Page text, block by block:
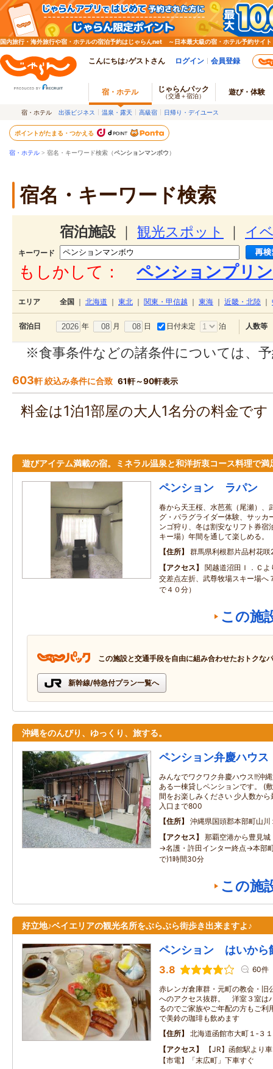
国内旅行・海外旅行や宿・ホテルの宿泊予約はじゃらんnet ～日本最大級の宿・ホテル予約サイト
こんにちは♪ゲストさん ログイン 会員登録
宿・ホテル じゃらんパック
（交通＋宿泊） 遊び・体験
宿・ホテル 出張ビジネス 温泉・露天 高級宿 日帰り・デイユース
ポイントがたまる・つかえる
宿・ホテル > 宿名・キーワード検索（ペンションマンボウ）
宿名・キーワード検索
宿泊施設 観光スポット イ
キーワード
もしかして： ペンションプリ
エリア 全国 北海道 東北 関東・甲信越 東海 近畿・北陸
宿泊日 年 月 日 日付未定 泊 人数等
※食事条件などの諸条件については、
603軒 絞込み条件に合致 61軒～90軒表示
料金は1泊1部屋の大人1名分の料金で
遊びアイテム満載の宿。ミネラル温泉と和洋折衷コース料理で満
ペンション ラパン
春から天王桜、水芭蕉（尾瀬）、
グ・パラグライダー体験、サッカ
ンゴ狩り、冬は割安なリフト券宿
キー場）年間を通して楽しめる。
住所
群馬県利根郡片品村花
アクセス
関越道沼田Ｉ．Ｃ
交差点左折、武尊牧場スキー場へ
で４０分）
この施
この施設と交通手段を自由に組み合わせたおトクな
新幹線/特急付プラン一覧へ
沖縄をのんびり、ゆっくり、旅する。
ペンション弁慶ハウス
みんなでワクワク弁慶ハウス!!沖
ある一棟貸しペンションです。 (
間をお楽しみください 少人数か
入口まで800
住所
沖縄県国頭郡本部町山川
アクセス
那覇空港から豊見
→名護・許田インター終点→本部
で)1時間30分
この施
好立地♪ベイエリアの観光名所をぶらぶら街歩き出来ますよ♪
ペンション はいから
3.8 60件
赤レンガ倉庫群・元町の教会・旧
へのアクセス抜群。 洋室３室は
るのでご家族やご年配の方もご利
で美鈴の珈琲も飲めます
住所
北海道函館市大町１‐３１
アクセス
【JR】函館駅よ
【市電】「末広町」下車すぐ